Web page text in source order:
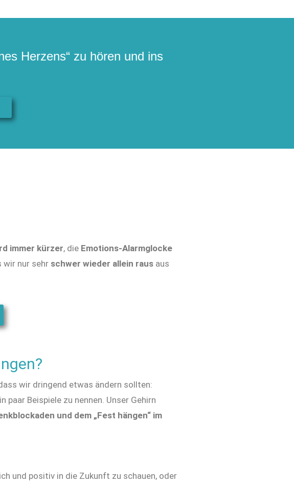
Herzens“ zu hören und ins
immer kürzer, die Emotions-Alarmglocke
wir nur sehr schwer wieder allein raus aus
wir dringend etwas ändern sollten:
paar Beispiele zu nennen. Unser Gehirn
und dem „Fest hängen“ im
und positiv in die Zukunft zu schauen, oder